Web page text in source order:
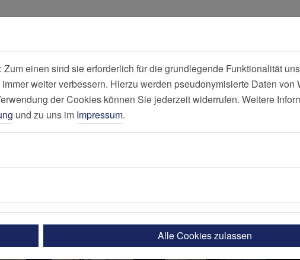
Nachricht
einen sind sie erforderlich für die grundlegende Funktionalität
weiter verbessern. Hierzu werden pseudonymisierte Daten von
der Cookies können Sie jederzeit widerrufen. Weitere
und zu uns im Impressum.
Alle Cookies zulassen